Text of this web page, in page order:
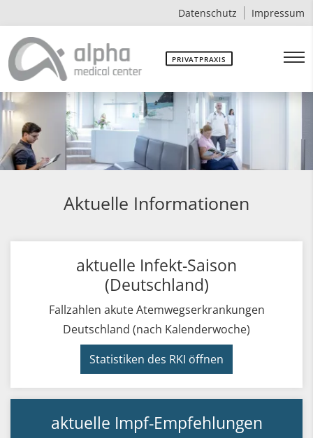
Datenschutz Impressum
PRIVATPRAXIS
Aktuelle Informationen
aktuelle Infekt-Saison
(Deutschland)
Fallzahlen akute Atemwegserkrankungen
Deutschland (nach Kalenderwoche)
Statistiken des RKI öffnen
aktuelle Impf-Empfehlungen